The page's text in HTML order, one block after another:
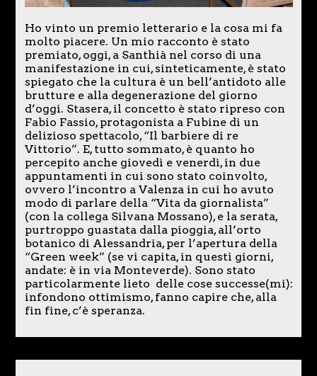
Ho vinto un premio letterario e la cosa mi fa
molto piacere. Un mio racconto è stato
premiato, oggi, a Santhià nel corso di una
manifestazione in cui, sinteticamente, è stato
spiegato che la cultura è un bell’antidoto alle
brutture e alla degenerazione del giorno
d’oggi. Stasera, il concetto è stato ripreso con
Fabio Fassio, protagonista a Fubine di un
delizioso spettacolo, “Il barbiere di re
Vittorio”. E, tutto sommato, è quanto ho
percepito anche giovedì e venerdì, in due
appuntamenti in cui sono stato coinvolto,
ovvero l’incontro a Valenza in cui ho avuto
modo di parlare della “Vita da giornalista”
(con la collega Silvana Mossano), e la serata,
purtroppo guastata dalla pioggia, all’orto
botanico di Alessandria, per l’apertura della
“Green week” (se vi capita, in questi giorni,
andate: è in via Monteverde). Sono stato
particolarmente lieto delle cose successe(mi):
infondono ottimismo, fanno capire che, alla
fin fine, c’è speranza.